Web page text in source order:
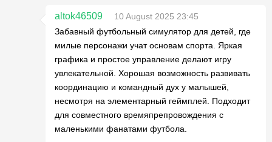
altok46509
10 August 2025 23:45
Забавный футбольный симулятор для детей, где
милые персонажи учат основам спорта. Яркая
графика и простое управление делают игру
увлекательной. Хорошая возможность развивать
координацию и командный дух у малышей,
несмотря на элементарный геймплей. Подходит
для совместного времяпрепровождения с
маленькими фанатами футбола.